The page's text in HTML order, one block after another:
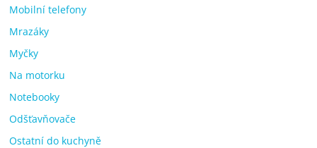
Mobilní telefony
Mrazáky
Myčky
Na motorku
Notebooky
Odšťavňovače
Ostatní do kuchyně